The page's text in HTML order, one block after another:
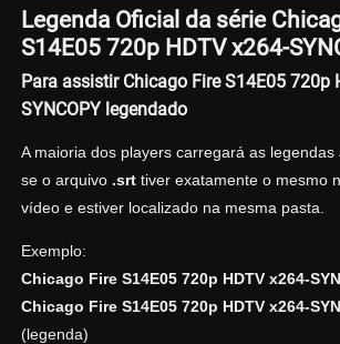
Legenda Oficial da série
S14E05 720p HDTV x264-
Para assistir Chicago Fire S14E05 720p
SYNCOPY legendado
A maioria dos players carregará as
se o arquivo .srttiver exatamente o mesmo
vídeo e estiver localizado na mesma pasta.
Exemplo:
Chicago Fire S14E05 720p HDTV x264-
Chicago Fire S14E05 720p HDTV x264-
(legenda)